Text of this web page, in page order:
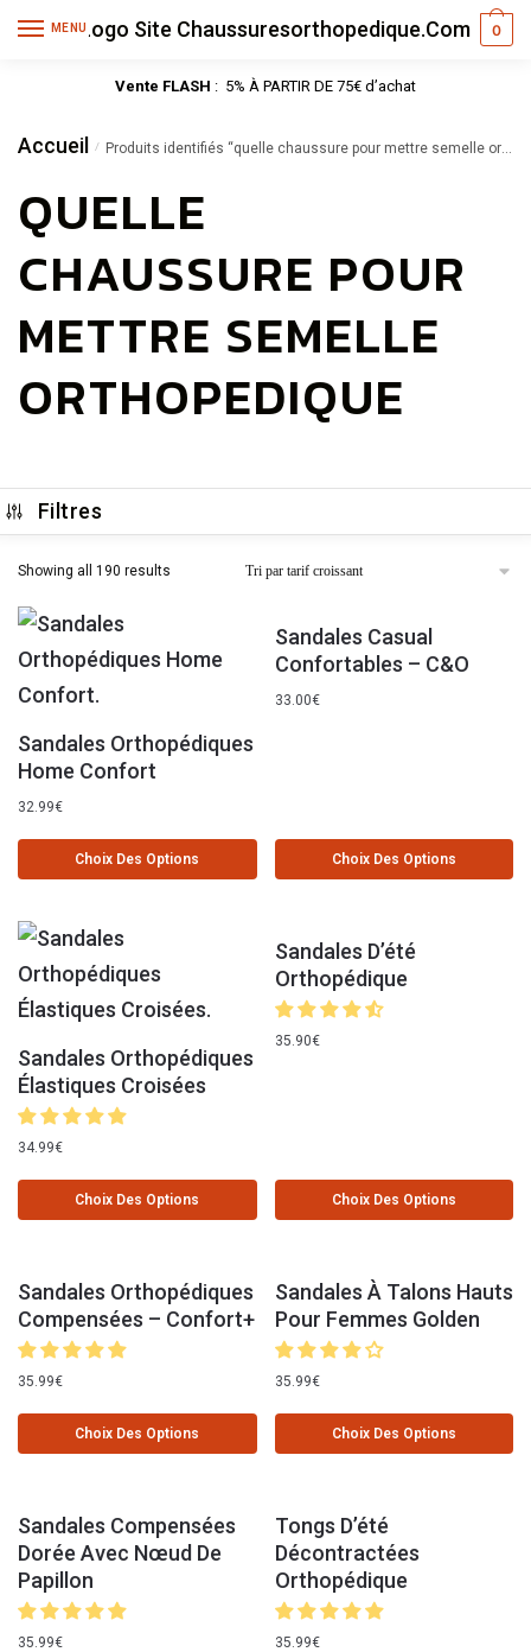
MENU 0
Vente FLASH : 5% À PARTIR DE 75€ d’achat
Accueil / Produits identifiés “quelle chaussure pour mettre semelle orthopedique”
QUELLE
CHAUSSURE POUR
METTRE SEMELLE
ORTHOPEDIQUE
Filtres
Showing all 190 results
Sandales Orthopédiques
Home Confort
32.99€
Choix Des Options
Sandales Casual
Confortables – C&O
33.00€
Choix Des Options
Sandales Orthopédiques
Élastiques Croisées
34.99€
Choix Des Options
Sandales D’été
Orthopédique
35.90€
Choix Des Options
Sandales Orthopédiques
Compensées – Confort+
35.99€
Choix Des Options
Sandales À Talons Hauts
Pour Femmes Golden
35.99€
Choix Des Options
Sandales Compensées
Dorée Avec Nœud De
Papillon
35.99€
Tongs D’été
Décontractées
Orthopédique
35.99€